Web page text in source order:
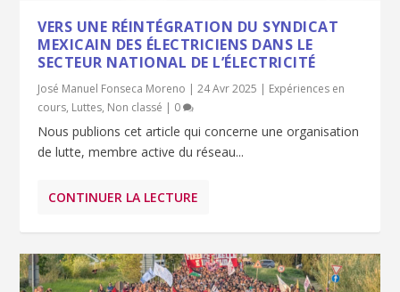
VERS UNE RÉINTÉGRATION DU SYNDICAT
MEXICAIN DES ÉLECTRICIENS DANS LE
SECTEUR NATIONAL DE L’ÉLECTRICITÉ
José Manuel Fonseca Moreno |24 Avr 2025 | Expériences en
cours, Luttes, Non classé | 0
Nous publions cet article qui concerne une organisation
de lutte, membre active du réseau...
CONTINUER LA LECTURE